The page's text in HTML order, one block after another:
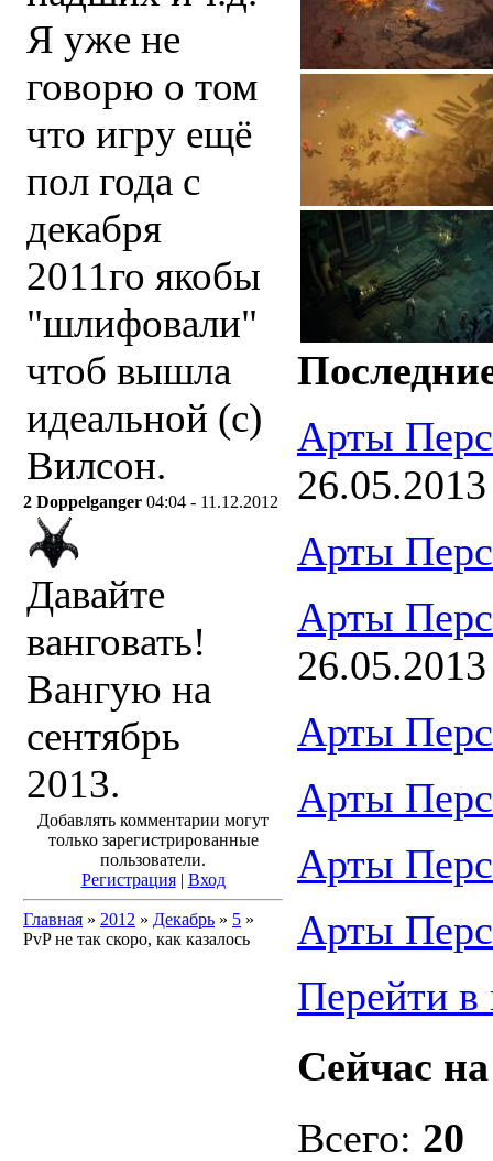
Я уже не
говорю о том
что игру ещё
пол года с
декабря
2011го якобы
"шлифовали"
чтоб вышла
идеальной (с)
Вилсон.
2 Doppelganger 04:04 - 11.12.2012
Давайте
ванговать!
Вангую на
сентябрь
2013.
Добавлять комментарии могут
только зарегистрированные
пользователи.
Регистрация| Вход
Главная » 2012 » Декабрь » 5 »
PvP не так скоро, как казалось
Арты
26.05.2013
Арты
Арты
26.05.2013
Арты
Арты
Арты
Арты
Перейти в
Сейчас
Всего: 20